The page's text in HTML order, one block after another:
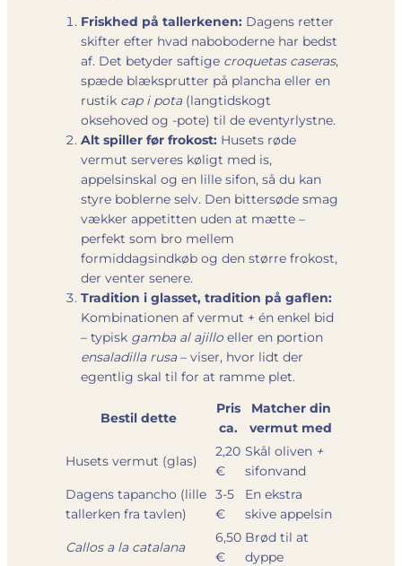
Friskhed på tallerkenen: Dagens retter
skifter efter hvad naboboderne har bedst
af. Det betyder saftige croquetas caseras,
spæde blæksprutter på plancha eller en
rustik cap i pota(langtidskogt
oksehoved og -pote) til de eventyrlystne.
Alt spiller før frokost: Husets røde
vermut serveres køligt med is,
appelsinskal og en lille sifon, så du kan
styre boblerne selv. Den bittersøde smag
vækker appetitten uden at mætte –
perfekt som bro mellem
formiddagsindkøb og den større frokost,
der venter senere.
Tradition i glasset, tradition på gaflen:
Kombinationen af vermut + én enkel bid
– typisk gamba al ajilloeller en portion
ensaladilla rusa– viser, hvor lidt der
egentlig skal til for at ramme plet.
Bestil dette
Pris
ca.
Matcher din
vermut med
Husets vermut (glas)
2,20
€
Skål oliven +
sifonvand
Dagens tapancho (lille
tallerken fra tavlen)
3-5
€
En ekstra
skive appelsin
Callos a la catalana
6,50
€
Brød til at
dyppe